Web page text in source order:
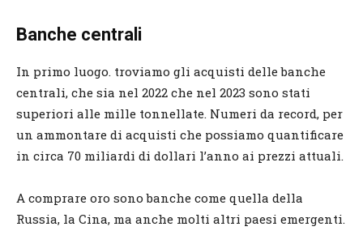
Banche centrali
In primo luogo. troviamo gli acquisti delle banche
centrali, che sia nel 2022 che nel 2023 sono stati
superiori alle mille tonnellate. Numeri da record, per
un ammontare di acquisti che possiamo quantificare
in circa 70 miliardi di dollari l’anno ai prezzi attuali.
A comprare oro sono banche come quella della
Russia, la Cina, ma anche molti altri paesi emergenti.